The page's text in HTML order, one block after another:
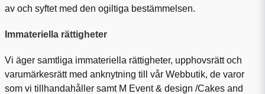
av och syftet med den ogiltiga bestämmelsen.
Immateriella rättigheter
Vi äger samtliga immateriella rättigheter, upphovsrätt och
varumärkesrätt med anknytning till vår Webbutik, de varor
som vi tillhandahåller samt M Event & design /Cakes and